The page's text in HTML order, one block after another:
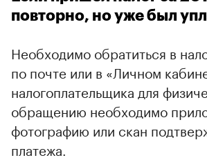
повторно, но уже был
Необходимо обратиться в
по почте или в «Личном
налогоплательщика для
обращению необходимо
фотографию или скан
платежа.